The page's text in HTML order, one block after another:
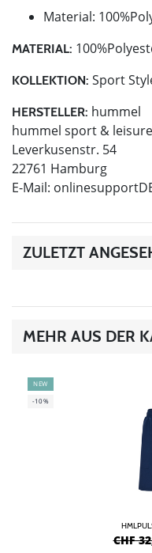
Material:
MATERIAL:
KOLLEKTION: Sport
HERSTELLER: hummel
hummel sport & leisure
Leverkusenstr. 54
22761 Hamburg
E-Mail:
ZULETZT
MEHR AUS DER
NEW
-10%
CHF